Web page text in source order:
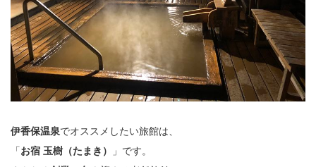
伊香保温泉でオススメしたい旅館は、
「お宿 玉樹（たまき）
」です。